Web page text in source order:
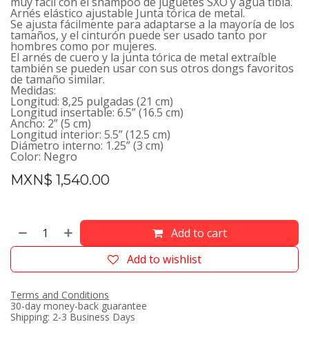
Arnés elástico ajustable Junta tórica de metal.
Se ajusta fácilmente para adaptarse a la mayoría de los
tamaños, y el cinturón puede ser usado tanto por
hombres como por mujeres.
El arnés de cuero y la junta tórica de metal extraíble
también se pueden usar con sus otros dongs favoritos
de tamaño similar.
Medidas:
Longitud: 8,25 pulgadas (21 cm)
Longitud insertable: 6.5” (16.5 cm)
Ancho: 2” (5 cm)
Longitud interior: 5.5” (12.5 cm)
Diámetro interno: 1.25” (3 cm)
Color: Negro
MXN$ 1,540.00
Add to cart
Add to wishlist
Terms and Conditions
30-day money-back guarantee
Shipping: 2-3 Business Days